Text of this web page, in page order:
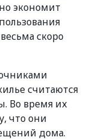
экономит
скоро
считаются
Во время их
что они
дома.